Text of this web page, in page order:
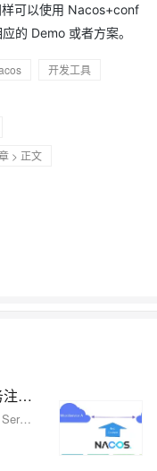
可以使用 Nacos+conf
的 Demo 或者方案。
开发工具
> 正文
高效搭建Nacos：实现微服务的服务注册与配置中心
Nacos（Dynamic Naming and Configuration Service）是阿里巴巴开源的一款动态服务发现、配置管理和服务管理平台。它旨在帮助开发者更轻松地构建、部署和管理分布式系统，特别是在微服务架构中。